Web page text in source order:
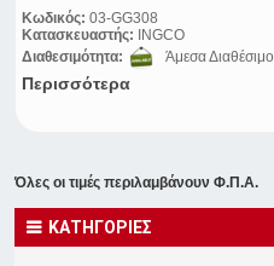
Κωδικός: 03-GG308
Κατασκευαστής: INGCO
Διαθεσιμότητα:
Άμεσα Διαθέσιμο
Περισσότερα
Όλες οι τιμές περιλαμβάνουν Φ.Π.Α.
ΚΑΤΗΓΟΡΙΕΣ